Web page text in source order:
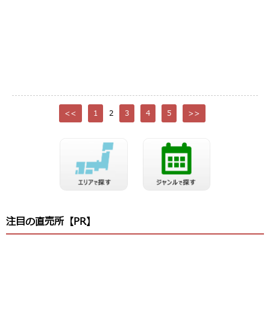
<< 1 2 3 4 5 >>
注目の直売所【PR】